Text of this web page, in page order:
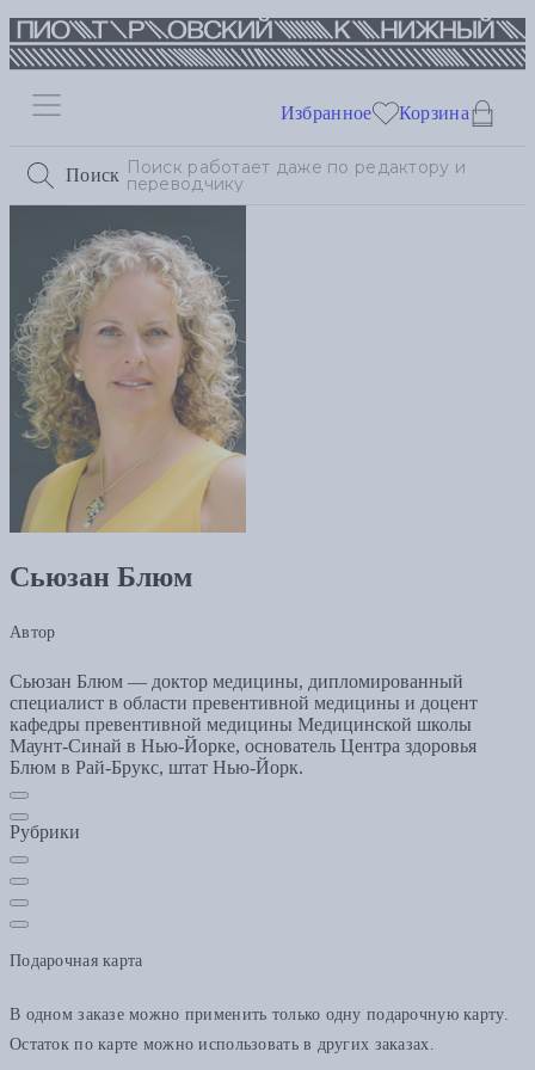
Поиск
Избранное Корзина
Сьюзан Блюм
Автор
Сьюзан Блюм — доктор медицины, дипломированный
специалист в области превентивной медицины и доцент
кафедры превентивной медицины Медицинской школы
Маунт-Синай в Нью-Йорке, основатель Центра здоровья
Блюм в Рай-Брукс, штат Нью-Йорк.
Рубрики
Подарочная карта
В одном заказе можно применить только одну подарочную карту.
Остаток по карте можно использовать в других заказах.